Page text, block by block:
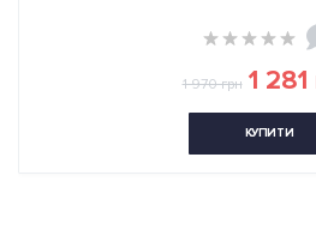
1 970 грн 1 281
КУПИТИ